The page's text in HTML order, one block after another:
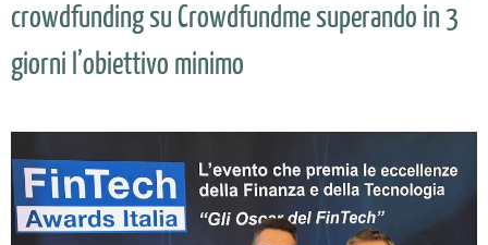
crowdfunding su Crowdfundme superando in 3
giorni l’obiettivo minimo